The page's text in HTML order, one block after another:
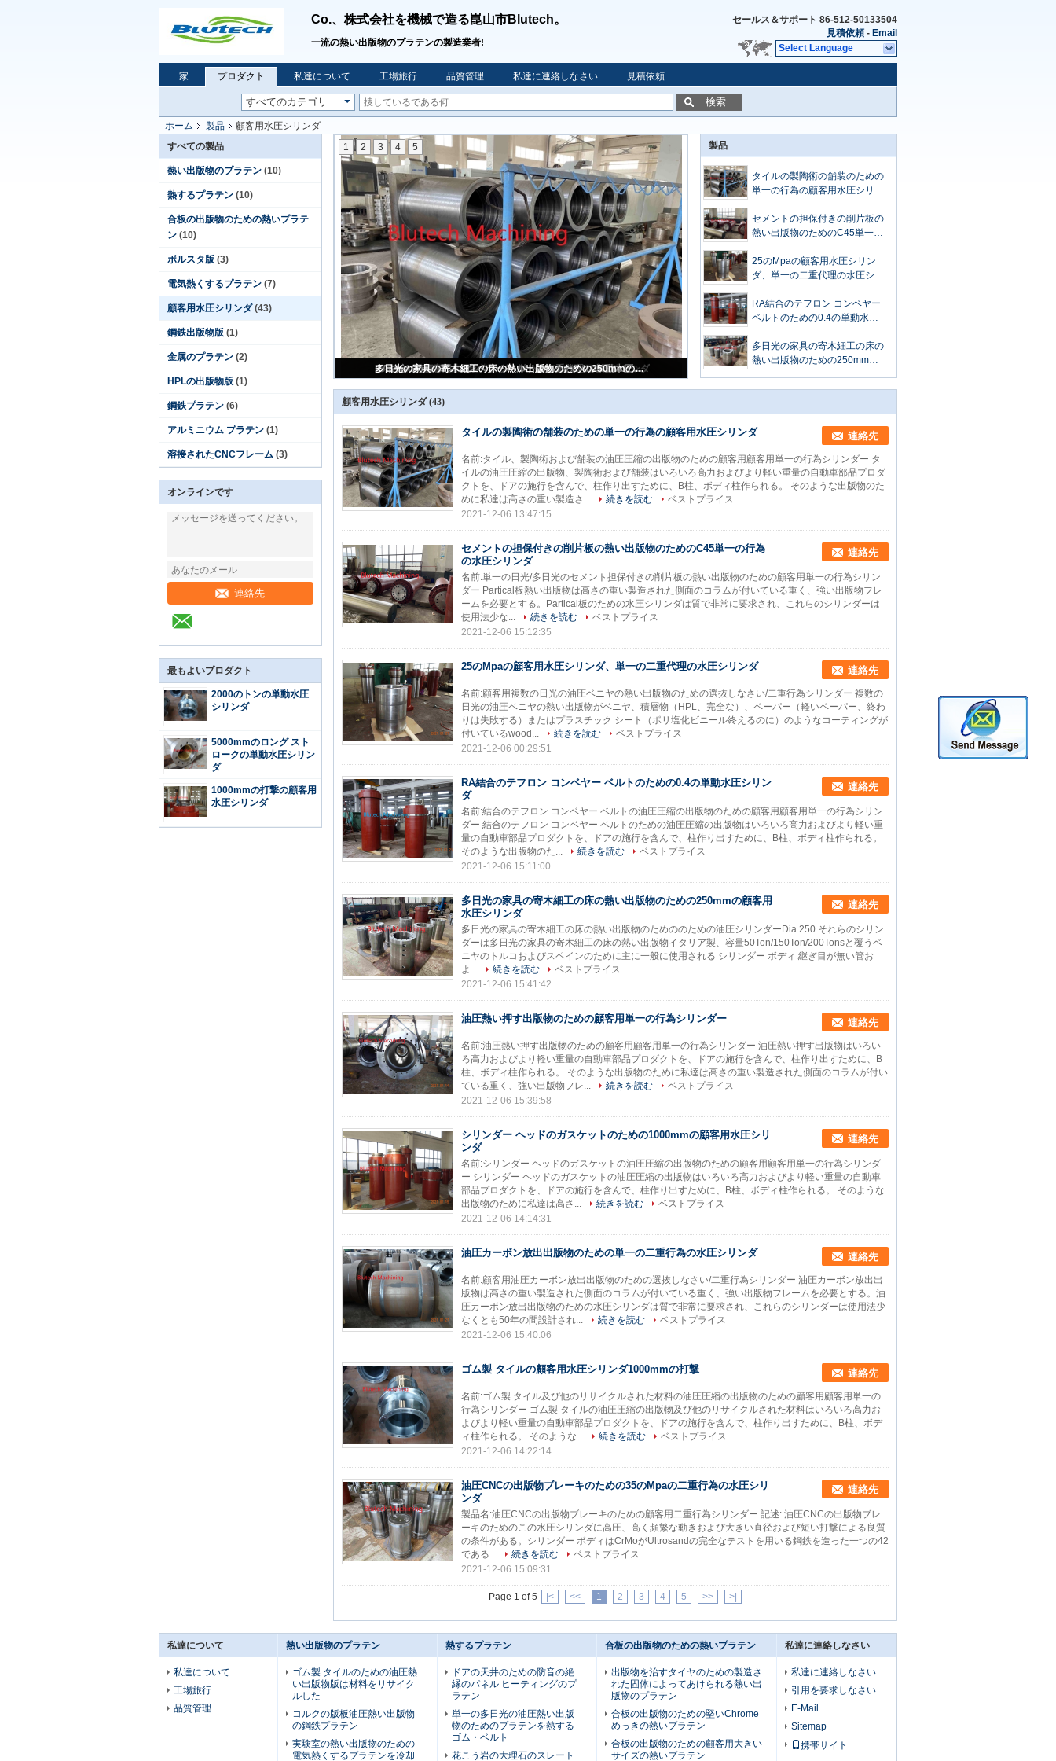
Co.、株式会社を機械で造る崑山市Blutech。
一流の熱い出版物のプラテンの製造業者!
セールス＆サポート 86-512-50133504
見積依頼 - Email
Select Language
家 プロダクト 私達について 工場旅行 品質管理 私達に連絡しなさい 見積依頼
検索
ホーム 製品
顧客用水圧シリンダ
すべての製品
熱い出版物のプラテン (10)
熱するプラテン (10)
合板の出版物のための熱いプラテ
ン (10)
ボルスタ版 (3)
電気熱くするプラテン (7)
顧客用水圧シリンダ (43)
鋼鉄出版物版 (1)
金属のプラテン (2)
HPLの出版物版 (1)
鋼鉄プラテン (6)
アルミニウム プラテン (1)
溶接されたCNCフレーム (3)
オンラインです
連絡先
最もよいプロダクト
2000のトンの単動水圧
シリンダ
5000mmのロング スト
ロークの単動水圧シリン
ダ
1000mmの打撃の顧客用
水圧シリンダ
タイルの製陶術の舗装のための単一の行為の顧客用水圧シリンダ
1 2 3 4 5 製品
タイルの製陶術の舗装のための
単一の行為の顧客用水圧シリン
セメントの担保付きの削片板の
熱い出版物のためのC45単一の
25のMpaの顧客用水圧シリン
ダ、単一の二重代理の水圧シリ
RA結合のテフロン コンベヤー
ベルトのための0.4の単動水圧
多日光の家具の寄木細工の床の
熱い出版物のための250mmの
顧客用水圧シリンダ (43)
タイルの製陶術の舗装のための単一の行為の顧客用水圧シリンダ 連絡先
名前:タイル、製陶術および舗装の油圧圧縮の出版物のための顧客用顧客用単一の行為シリンダー タ
イルの油圧圧縮の出版物、製陶術および舗装はいろいろ高力およびより軽い重量の自動車部品プロダ
クトを、ドアの施行を含んで、柱作り出すために、B柱、ボディ柱作られる。 そのような出版物のた
めに私達は高さの重い製造さ...
続きを読む
ベストプライス
2021-12-06 13:47:15
セメントの担保付きの削片板の熱い出版物のためのC45単一の行為
の水圧シリンダ
連絡先
名前:単一の日光/多日光のセメント担保付きの削片板の熱い出版物のための顧客用単一の行為シリン
ダー Partical板熱い出版物は高さの重い製造された側面のコラムが付いている重く、強い出版物フレ
ームを必要とする。Partical板のための水圧シリンダは質で非常に要求され、これらのシリンダーは
使用法少な...
続きを読む
ベストプライス
2021-12-06 15:12:35
25のMpaの顧客用水圧シリンダ、単一の二重代理の水圧シリンダ 連絡先
名前:顧客用複数の日光の油圧ベニヤの熱い出版物のための選抜しなさい/二重行為シリンダー 複数の
日光の油圧ベニヤの熱い出版物がベニヤ、積層物（HPL、完全な）、ペーパー（軽いペーパー、終わ
りは失敗する）またはプラスチック シート（ポリ塩化ビニール終えるのに）のようなコーティングが
付いているwood...
続きを読む
ベストプライス
2021-12-06 00:29:51
RA結合のテフロン コンベヤー ベルトのための0.4の単動水圧シリン
ダ
連絡先
名前:結合のテフロン コンベヤー ベルトの油圧圧縮の出版物のための顧客用顧客用単一の行為シリン
ダー 結合のテフロン コンベヤー ベルトのための油圧圧縮の出版物はいろいろ高力およびより軽い重
量の自動車部品プロダクトを、ドアの施行を含んで、柱作り出すために、B柱、ボディ柱作られる。
そのような出版物のた...
続きを読む
ベストプライス
2021-12-06 15:11:00
多日光の家具の寄木細工の床の熱い出版物のための250mmの顧客用
水圧シリンダ
連絡先
多日光の家具の寄木細工の床の熱い出版物のためののための油圧シリンダーDia.250 それらのシリン
ダーは多日光の家具の寄木細工の床の熱い出版物イタリア製、容量50Ton/150Ton/200Tonsと覆うベ
ニヤのトルコおよびスペインのために主に一般に使用される シリンダー ボディ:継ぎ目が無い管お
よ...
続きを読む
ベストプライス
2021-12-06 15:41:42
油圧熱い押す出版物のための顧客用単一の行為シリンダー 連絡先
名前:油圧熱い押す出版物のための顧客用顧客用単一の行為シリンダー 油圧熱い押す出版物はいろい
ろ高力およびより軽い重量の自動車部品プロダクトを、ドアの施行を含んで、柱作り出すために、B
柱、ボディ柱作られる。 そのような出版物のために私達は高さの重い製造された側面のコラムが付い
ている重く、強い出版物フレ...
続きを読む
ベストプライス
2021-12-06 15:39:58
シリンダー ヘッドのガスケットのための1000mmの顧客用水圧シリ
ンダ
連絡先
名前:シリンダー ヘッドのガスケットの油圧圧縮の出版物のための顧客用顧客用単一の行為シリンダ
ー シリンダー ヘッドのガスケットの油圧圧縮の出版物はいろいろ高力およびより軽い重量の自動車
部品プロダクトを、ドアの施行を含んで、柱作り出すために、B柱、ボディ柱作られる。 そのような
出版物のために私達は高さ...
続きを読む
ベストプライス
2021-12-06 14:14:31
油圧カーボン放出出版物のための単一の二重行為の水圧シリンダ 連絡先
名前:顧客用油圧カーボン放出出版物のための選抜しなさい/二重行為シリンダー 油圧カーボン放出出
版物は高さの重い製造された側面のコラムが付いている重く、強い出版物フレームを必要とする。油
圧カーボン放出出版物のための水圧シリンダは質で非常に要求され、これらのシリンダーは使用法少
なくとも50年の間設計され...
続きを読む
ベストプライス
2021-12-06 15:40:06
ゴム製 タイルの顧客用水圧シリンダ1000mmの打撃 連絡先
名前:ゴム製 タイル及び他のリサイクルされた材料の油圧圧縮の出版物のための顧客用顧客用単一の
行為シリンダー ゴム製 タイルの油圧圧縮の出版物及び他のリサイクルされた材料はいろいろ高力お
よびより軽い重量の自動車部品プロダクトを、ドアの施行を含んで、柱作り出すために、B柱、ボデ
ィ柱作られる。 そのような...
続きを読む
ベストプライス
2021-12-06 14:22:14
油圧CNCの出版物ブレーキのための35のMpaの二重行為の水圧シリ
ンダ
連絡先
製品名:油圧CNCの出版物ブレーキのための顧客用二重行為シリンダー 記述: 油圧CNCの出版物ブレ
ーキのためのこの水圧シリンダに高圧、高く頻繁な動きおよび大きい直径および短い打撃による良質
の条件がある。シリンダー ボディはCrMoがUltrosandの完全なテストを用いる鋼鉄を造った一つの42
である...
続きを読む
ベストプライス
2021-12-06 15:09:31
Page 1 of 5 |< << 1 2 3 4 5 >> >|
私達について
私達について
工場旅行
品質管理
熱い出版物のプラテン
ゴム製 タイルのための油圧熱
い出版物版は材料をリサイク
ルした
コルクの版板油圧熱い出版物
の鋼鉄プラテン
実験室の熱い出版物のための
電気熱くするプラテンを冷却
熱するプラテン
ドアの天井のための防音の絶
縁のパネル ヒーティングのプ
ラテン
単一の多日光の油圧熱い出版
物のためのプラテンを熱する
ゴム・ベルト
花こう岩の大理石のスレート
合板の出版物のための熱いプラテン
出版物を治すタイヤのための製造さ
れた固体によってあけられる熱い出
版物のプラテン
合板の出版物のための堅いChrome
めっきの熱いプラテン
合板の出版物のための顧客用大きい
サイズの熱いプラテン
私達に連絡しなさい
私達に連絡しなさい
引用を要求しなさい
E-Mail
Sitemap
携帯サイト